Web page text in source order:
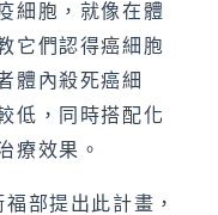
細胞，就像在體
它們認得癌細胞
體內殺死癌細
低，同時搭配化
療效果。
部提出此計畫，